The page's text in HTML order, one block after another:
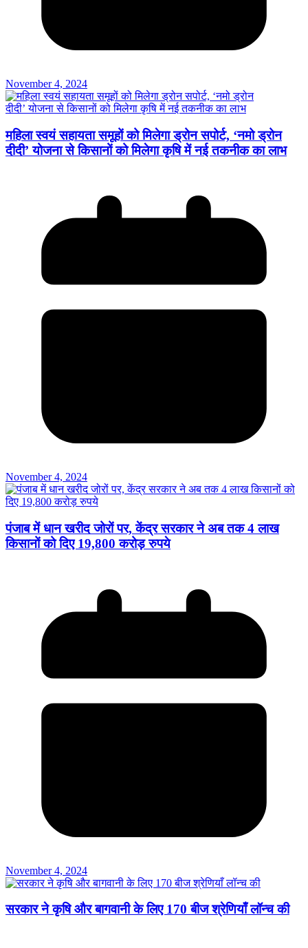
November 4, 2024
महिला स्वयं सहायता समूहों को मिलेगा ड्रोन सपोर्ट, ‘नमो ड्रोन
दीदी’ योजना से किसानों को मिलेगा कृषि में नई तकनीक का लाभ
November 4, 2024
पंजाब में धान खरीद जोरों पर, केंद्र सरकार ने अब तक 4 लाख
किसानों को दिए 19,800 करोड़ रुपये
November 4, 2024
सरकार ने कृषि और बागवानी के लिए 170 बीज श्रेणियाँ लॉन्च की